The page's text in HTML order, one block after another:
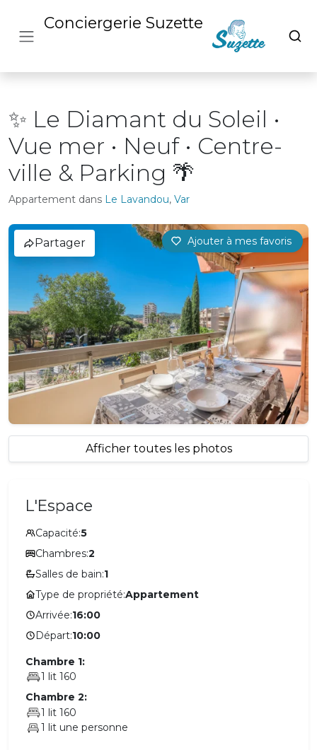
Conciergerie Suzette
✨ Le Diamant du Soleil •
Vue mer • Neuf • Centre-
ville & Parking 🌴
Appartement dans Le Lavandou, Var
Ajouter à mes favoris
Partager
Afficher toutes les photos
L'Espace
Capacité:5
Chambres:2
Salles de bain:1
Type de propriété:Appartement
Arrivée:16:00
Départ:10:00
Chambre 1:
1 lit 160
Chambre 2:
1 lit 160
1 lit une personne